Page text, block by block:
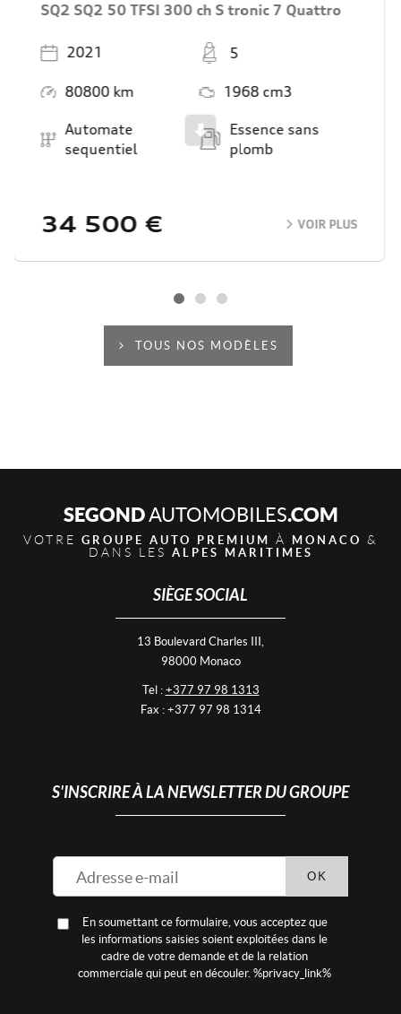
SQ2 SQ2 50 TFSI 300 ch S tronic 7 Quattro
Année
2021
Places
5
Kilométrage
80800 km
Moteur
1968 cm3
Boîte de vitesse
Automate
sequentiel
Carburant
Essence sans
plomb
34 500 € VOIR PLUS
TOUS NOS MODÈLES
SEGONDAUTOMOBILES.COM
VOTRE GROUPE AUTO PREMIUM À MONACO &
DANS LES ALPES MARITIMES
SIÈGE SOCIAL
13 Boulevard Charles III,
98000 Monaco
Tel : +377 97 98 1313
Fax : +377 97 98 1314
S'INSCRIRE À LA NEWSLETTER DU GROUPE
En soumettant ce formulaire, vous acceptez que
les informations saisies soient exploitées dans le
cadre de votre demande et de la relation
commerciale qui peut en découler. %privacy_link%
OK
Scroll